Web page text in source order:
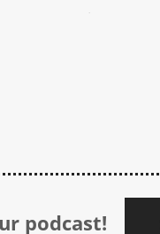
podcast!